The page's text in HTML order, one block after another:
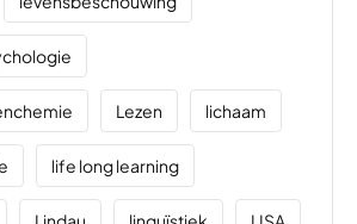
Lezen lichaam
life long learning